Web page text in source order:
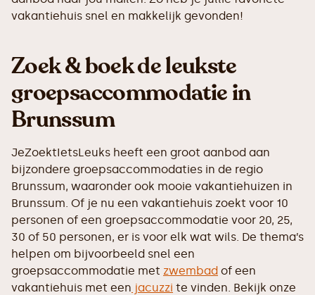
vakantiehuis snel en makkelijk gevonden!
Zoek & boek de leukste
groepsaccommodatie in
Brunssum
JeZoektIetsLeuks heeft een groot aanbod aan
bijzondere groepsaccommodaties in de regio
Brunssum, waaronder ook mooie vakantiehuizen in
Brunssum. Of je nu een vakantiehuis zoekt voor 10
personen of een groepsaccommodatie voor 20, 25,
30 of 50 personen, er is voor elk wat wils. De thema’s
helpen om bijvoorbeeld snel een
groepsaccommodatie met zwembad of een
vakantiehuis met een jacuzzi te vinden. Bekijk onze